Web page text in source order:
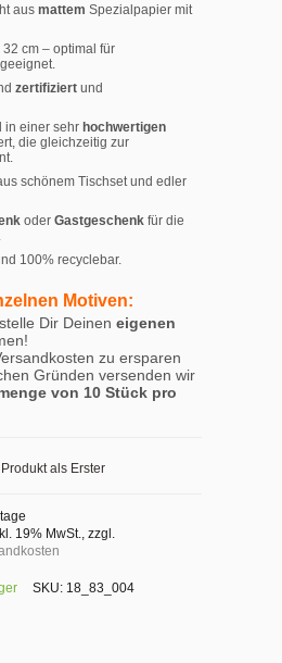
aus mattem Spezialpapier mit
32 cm – optimal für
zertifiziert und
in einer sehr hochwertigen
die gleichzeitig zur
schönem Tischset und edler
oder Gastgeschenk für die
100% recyclebar.
Motiven:
Dir Deinen eigenen
zu ersparen
Gründen versenden wir
von 10 Stück pro
als Erster
19% MwSt., zzgl.
SKU: 18_83_004